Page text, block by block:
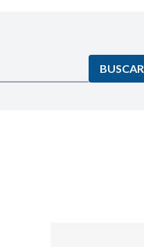
BUSCAR